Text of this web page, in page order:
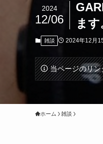
ます
2024
12/06
雑談 2024年12月
当ページのリ
ホーム 雑談